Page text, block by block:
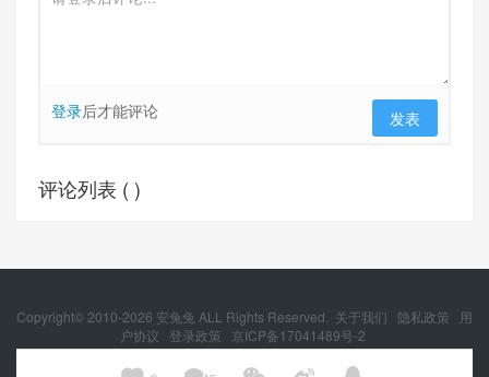
登录后才能评论 发表
评论列表 ( )
Copyright© 2010-2026 安兔兔 ALL Rights Reserved. 关于我们 隐私政策
用
户协议
登录政策
京ICP备17041489号-2
京公网安备 11010502054377号